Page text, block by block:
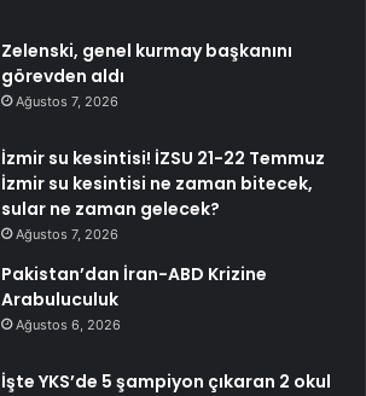
Zelenski, genel kurmay başkanını
görevden aldı
Ağustos 7, 2026
İzmir su kesintisi! İZSU 21-22 Temmuz
İzmir su kesintisi ne zaman bitecek,
sular ne zaman gelecek?
Ağustos 7, 2026
Pakistan’dan İran-ABD Krizine
Arabuluculuk
Ağustos 6, 2026
İşte YKS’de 5 şampiyon çıkaran 2 okul